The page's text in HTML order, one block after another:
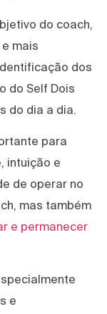
do coach,
mais
dos
do Self Dois
do dia a dia.
para
intuição e
de operar no
mas também
e permanecer
e